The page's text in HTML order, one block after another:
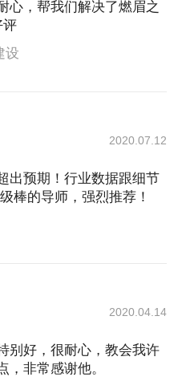
心，帮我们解决了燃眉之
评
设
2020.07.12
出预期！行业数据跟细节
棒的导师，强烈推荐！
2020.04.14
别好，很耐心，教会我许
，非常感谢他。